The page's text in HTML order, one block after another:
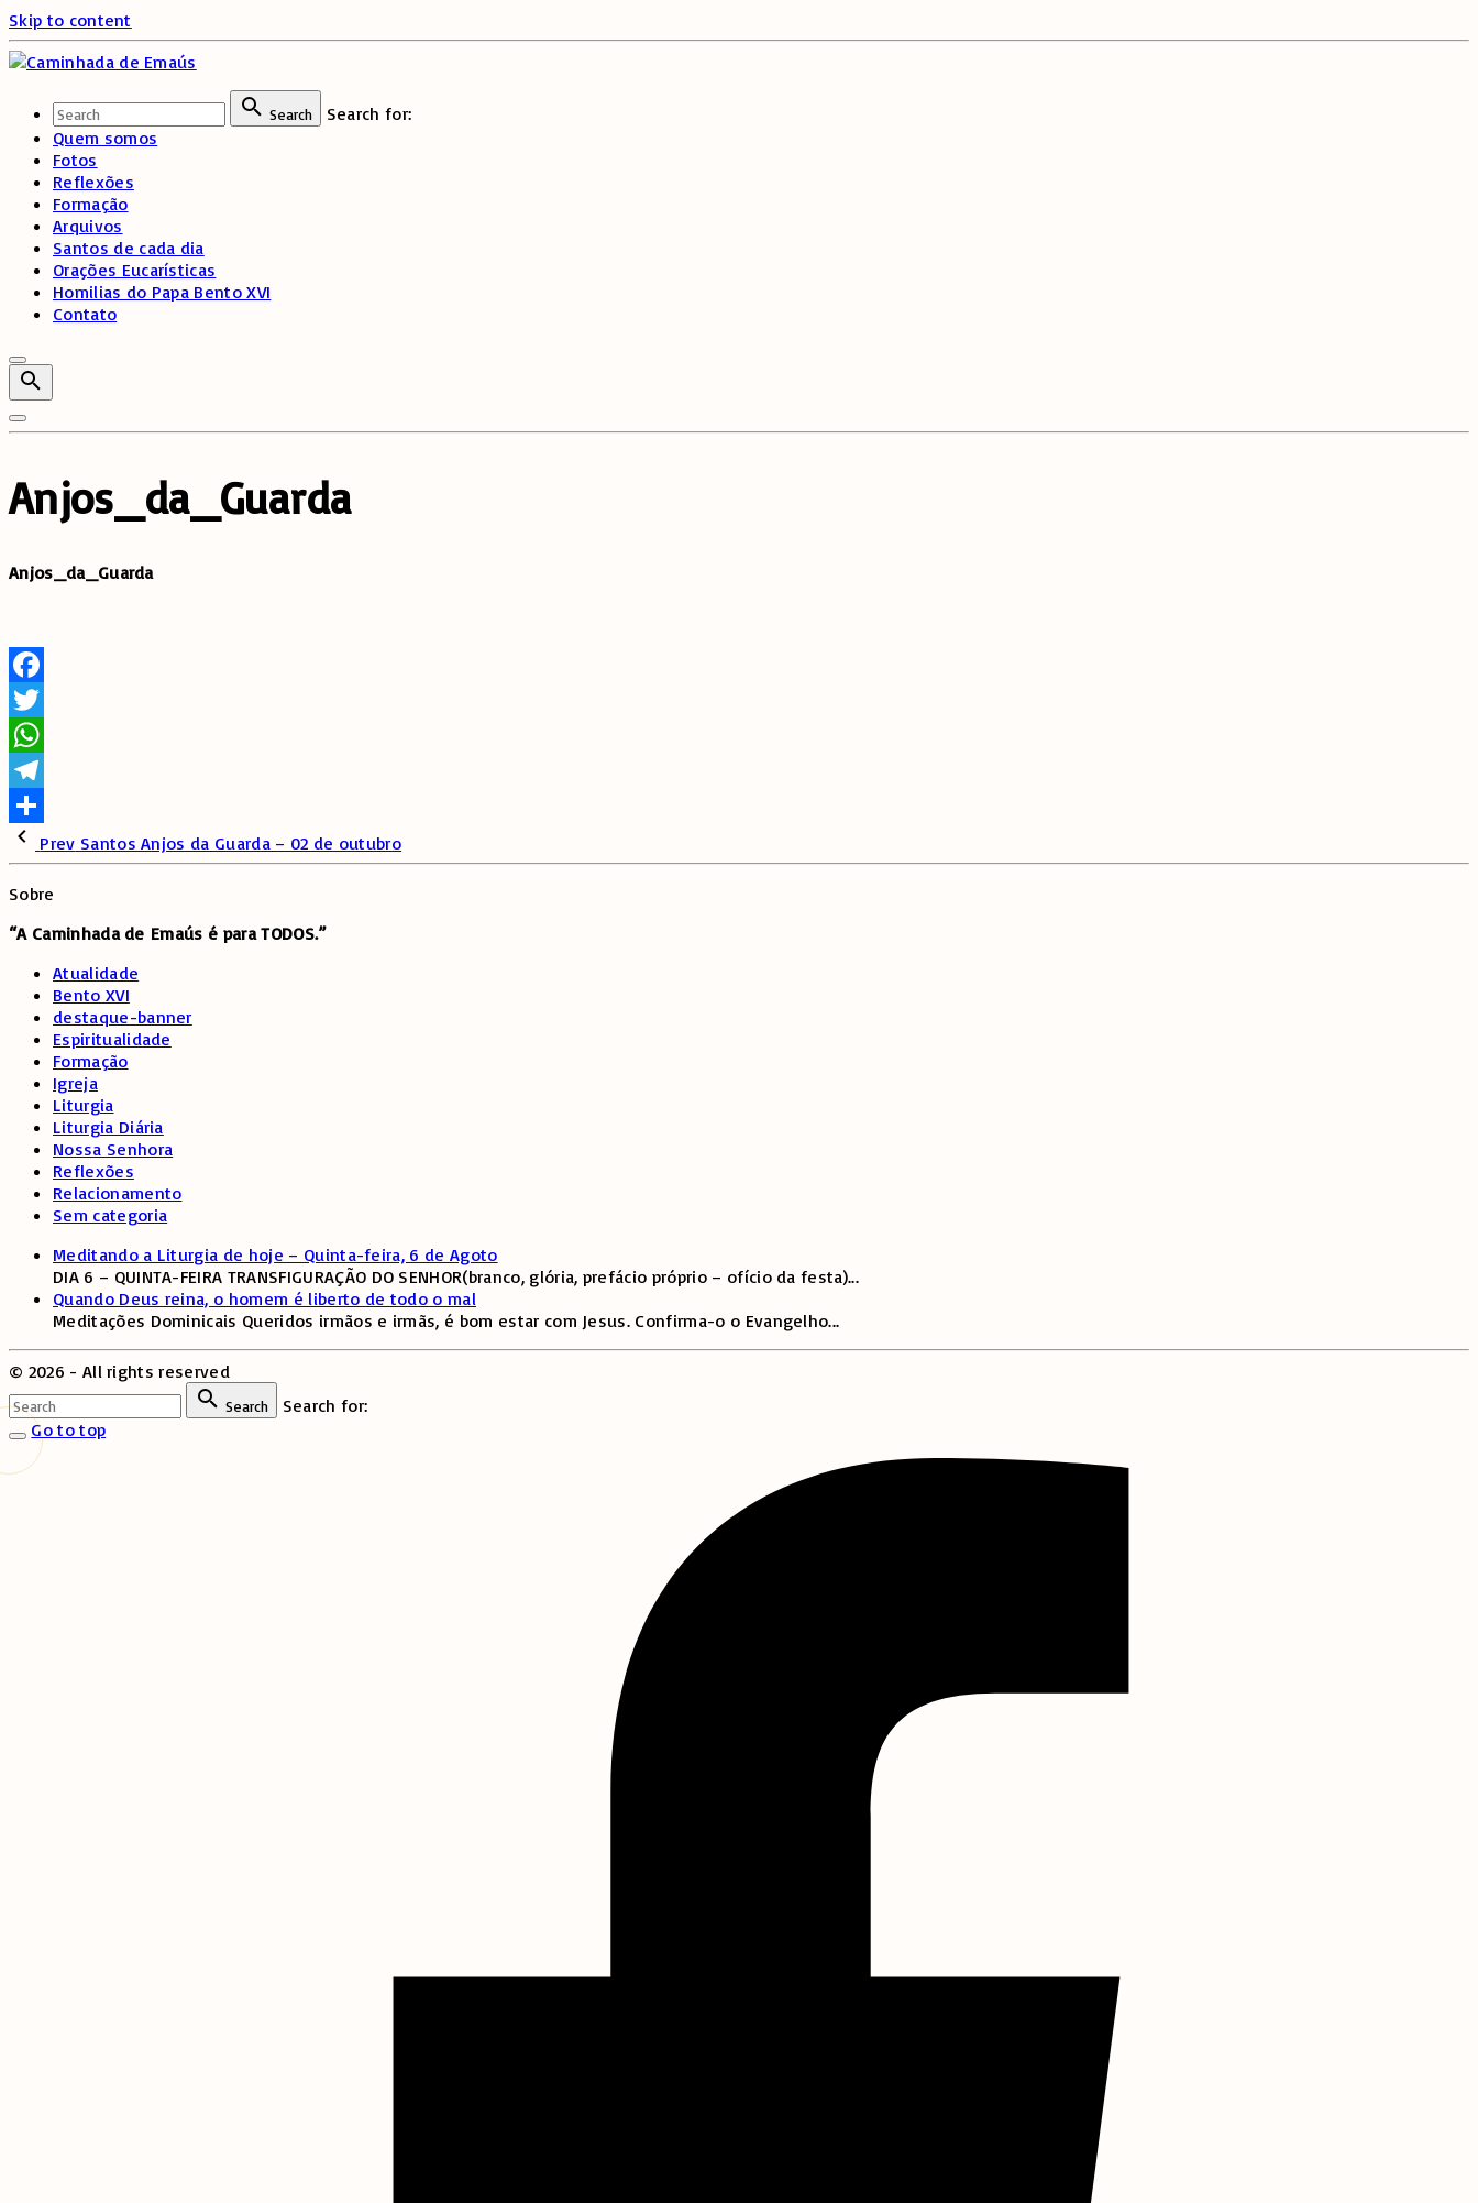
Skip to content
Search
Search for:
Quem somos
Fotos
Reflexões
Formação
Arquivos
Santos de cada dia
Orações Eucarísticas
Homilias do Papa Bento XVI
Contato
Anjos_da_Guarda
Anjos_da_Guarda
Facebook
Twitter
WhatsApp
Telegram
SharePrev Santos Anjos da Guarda – 02 de outubro
Sobre
“A Caminhada de Emaús é para TODOS.”
Atualidade
Bento XVI
destaque-banner
Espiritualidade
Formação
Igreja
Liturgia
Liturgia Diária
Nossa Senhora
Reflexões
Relacionamento
Sem categoria
Meditando a Liturgia de hoje – Quinta-feira, 6 de Agoto
DIA 6 – QUINTA-FEIRA TRANSFIGURAÇÃO DO SENHOR(branco, glória, prefácio próprio – ofício da festa)...
Quando Deus reina, o homem é liberto de todo o mal
Meditações Dominicais Queridos irmãos e irmãs, é bom estar com Jesus. Confirma-o o Evangelho...
© 2026 - All rights reserved
Search
Search for:
Go to top